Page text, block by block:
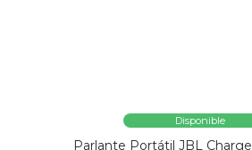
Disponible
Parlante Portátil JBL